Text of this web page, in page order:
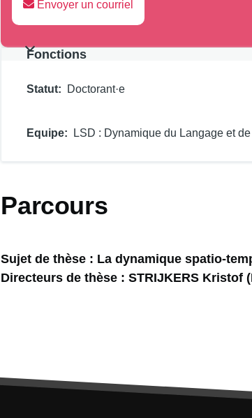
Envoyer un courriel
Fonctions
Statut Doctorant·e
Equipe LSD : Dynamique du Langage et
Parcours
Sujet de thèse : La dynamique spatio-
Directeurs de thèse : STRIJKERS Kristof